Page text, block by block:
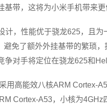
带，这将为小米手机带来更
，性能优于骁龙625，且为
免了额外外挂基带的繁琐
对手将定位在骁龙625和
用高能效八核ARM Cortex-
Cortex-A53，小核为4GHz